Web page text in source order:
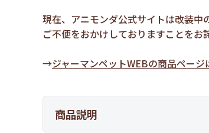
現在、アニモンダ公式サイトは改装中
ご不便をおかけしておりますことをお
→ジャーマンペットWEBの商品ページ
商品説明